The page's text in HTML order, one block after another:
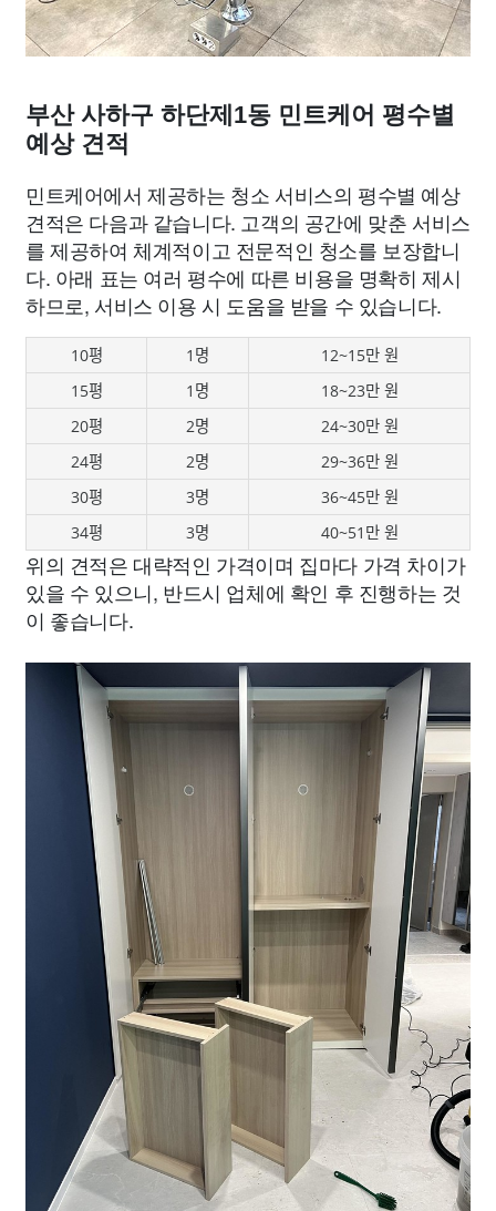
부산 사하구 하단제1동 민트케어 평수별
예상 견적
민트케어에서 제공하는 청소 서비스의 평수별 예상
견적은 다음과 같습니다. 고객의 공간에 맞춘 서비스
를 제공하여 체계적이고 전문적인 청소를 보장합니
다. 아래 표는 여러 평수에 따른 비용을 명확히 제시
하므로, 서비스 이용 시 도움을 받을 수 있습니다.
10평 1명
12~15만 원
15평
1명
18~23만 원
20평
2명
24~30만 원
24평
2명
29~36만 원
30평
3명
36~45만 원
34평
3명 40~51만 원
위의 견적은 대략적인 가격이며 집마다 가격 차이가
있을 수 있으니, 반드시 업체에 확인 후 진행하는 것
이 좋습니다.